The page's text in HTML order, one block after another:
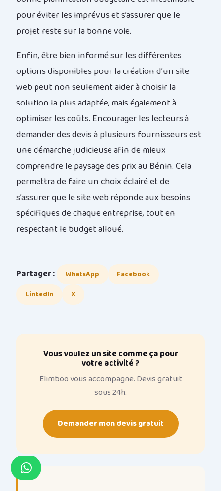
pour éviter les imprévus et s’assurer que le
projet reste sur la bonne voie.
Enfin, être bien informé sur les différentes
options disponibles pour la création d’un site
web peut non seulement aider à choisir la
solution la plus adaptée, mais également à
optimiser les coûts. Encourager les lecteurs à
demander des devis à plusieurs fournisseurs est
une démarche judicieuse afin de mieux
comprendre le paysage des prix au Bénin. Cela
permettra de faire un choix éclairé et de
s’assurer que le site web réponde aux besoins
spécifiques de chaque entreprise, tout en
respectant le budget alloué.
Partager : WhatsApp
Facebook
LinkedIn
X
Vous voulez un site comme ça pour
votre activité ?
Elimboo vous accompagne. Devis gratuit
sous 24h.
Demander mon devis gratuit